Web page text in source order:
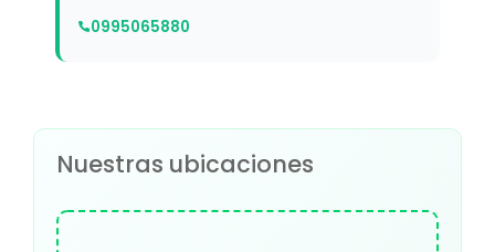
0995065880
Nuestras ubicaciones